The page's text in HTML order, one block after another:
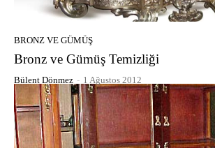
BRONZ VE GÜMÜŞ
Bronz ve Gümüş Temizliği
Bülent Dönmez - 1 Ağustos 2012